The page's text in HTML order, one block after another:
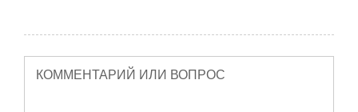
КОММЕНТАРИЙ ИЛИ ВОПРОС